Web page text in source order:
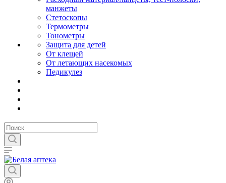
манжеты
Стетоскопы
Термометры
Тонометры
Защита для детей
От клещей
От летающих насекомых
Педикулез